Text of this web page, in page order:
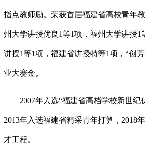
指点教师励。荣获首届福建省高校青年
州大学讲授优良1等1项，福州大学讲授1
讲授1等1项，福建省讲授特等1项，“创
业大赛金。
2007年入选“福建省高档学校新世纪
2013年入选福建省精采青年打算，2018
才工程。